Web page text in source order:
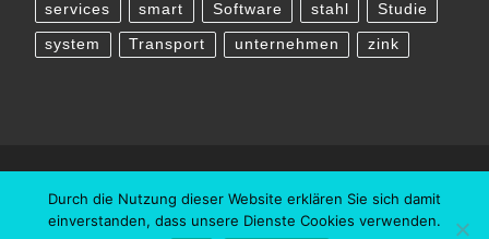
services smart Software stahl Studie
system Transport unternehmen zink
Durch die Nutzung dieser Website erklären Sie sich damit
einverstanden, dass unsere Dienste Cookies verwenden.